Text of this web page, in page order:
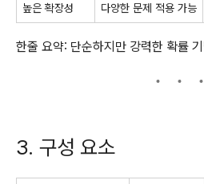
높은 확장성 다양한 문제 적용 가능
한줄 요약: 단순하지만 강력한 확률
3. 구성 요소